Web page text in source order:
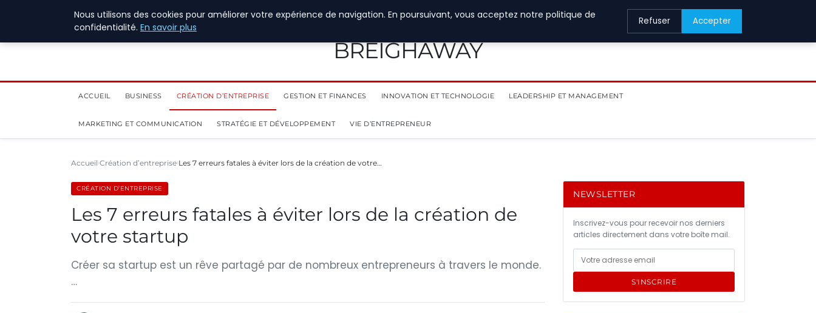
1 août 2026
BREIGHAWAY
ACCUEIL BUSINESS CRÉATION D’ENTREPRISE GESTION ET FINANCES INNOVATION ET TECHNOLOGIE LEADERSHIP ET MANAGEMENT
MARKETING ET COMMUNICATION STRATÉGIE ET DÉVELOPPEMENT VIE D’ENTREPRENEUR
Accueil Création d’entreprise Les 7 erreurs fatales à éviter lors de la création de votre…
CRÉATION D’ENTREPRISE
Les 7 erreurs fatales à éviter lors de la création de
votre startup
Créer sa startup est un rêve partagé par de nombreux entrepreneurs à travers le monde.
…
NEWSLETTER
Inscrivez-vous pour recevoir nos derniers
articles directement dans votre boîte mail.
S'INSCRIRE
Nous utilisons des cookies pour améliorer votre expérience de navigation. En poursuivant, vous acceptez notre politique de
confidentialité. En savoir plus
Refuser Accepter